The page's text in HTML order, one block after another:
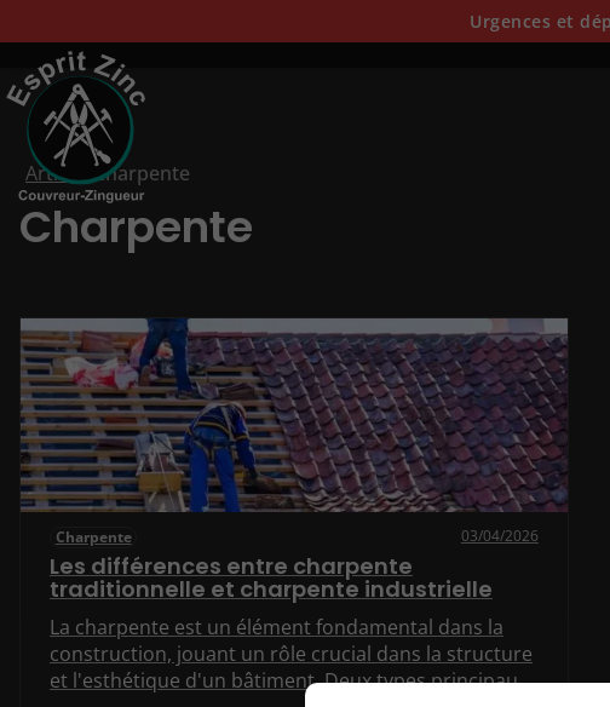
Urgences et
ArticlesCharpente
Charpente
Charpente 03/04/2026
Les différences entre charpente
traditionnelle et charpente industrielle
La charpente est un élément fondamental dans la
construction, jouant un rôle crucial dans la structure
et l'esthétique d'un bâtiment. Deux types principaux